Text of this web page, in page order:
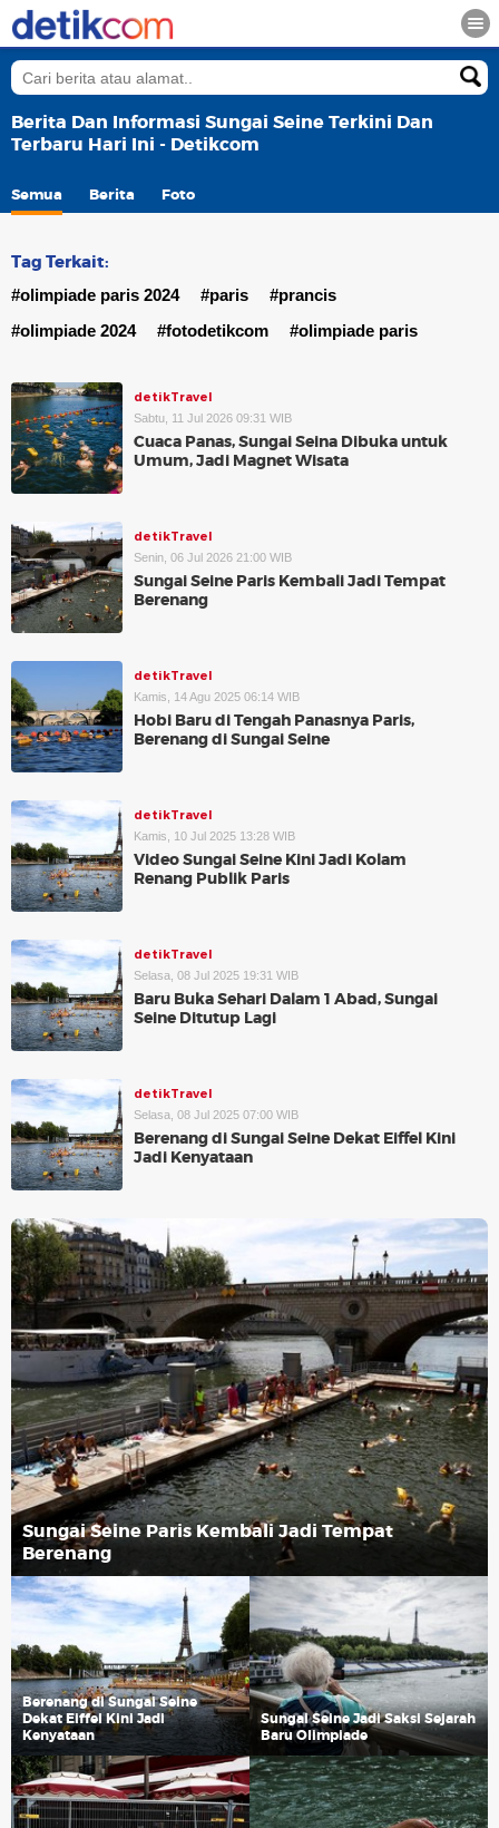
Berita Dan Informasi Sungai Seine Terkini Dan
Terbaru Hari Ini - Detikcom
Semua Berita Foto
Tag Terkait:
#olimpiade paris 2024 #paris
#prancis
#olimpiade 2024
#fotodetikcom #olimpiade paris
detikTravel
Sabtu, 11 Jul 2026 09:31 WIB
Cuaca Panas, Sungai Seina Dibuka untuk
Umum, Jadi Magnet Wisata
detikTravel
Senin, 06 Jul 2026 21:00 WIB
Sungai Seine Paris Kembali Jadi Tempat
Berenang
detikTravel
Kamis, 14 Agu 2025 06:14 WIB
Hobi Baru di Tengah Panasnya Paris,
Berenang di Sungai Seine
detikTravel
Kamis, 10 Jul 2025 13:28 WIB
Video Sungai Seine Kini Jadi Kolam
Renang Publik Paris
detikTravel
Selasa, 08 Jul 2025 19:31 WIB
Baru Buka Sehari Dalam 1 Abad, Sungai
Seine Ditutup Lagi
detikTravel
Selasa, 08 Jul 2025 07:00 WIB
Berenang di Sungai Seine Dekat Eiffel Kini
Jadi Kenyataan
Sungai Seine Paris Kembali Jadi Tempat
Berenang
Berenang di Sungai Seine
Dekat Eiffel Kini Jadi
Kenyataan
Sungai Seine Jadi Saksi Sejarah
Baru Olimpiade